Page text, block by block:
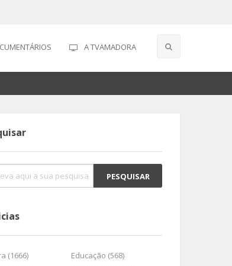
A TVAMADORA
(1666)
Educação (568)